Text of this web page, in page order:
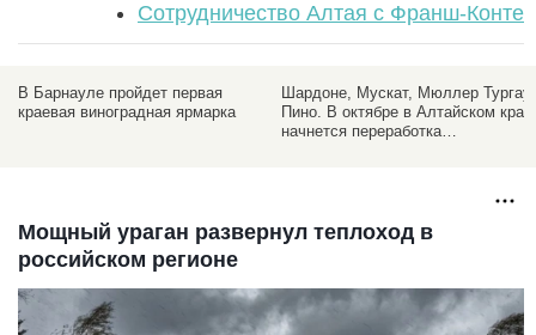
Сотрудничество Алтая с Франш-Конте
Шардоне, Мускат, Мюллер Тургау,
Пино. В октябре в Алтайском крае
Умная культура. Как решить
проблемы возделывания
винограда на Алтае
Мощный ураган развернул теплоход в
российском регионе